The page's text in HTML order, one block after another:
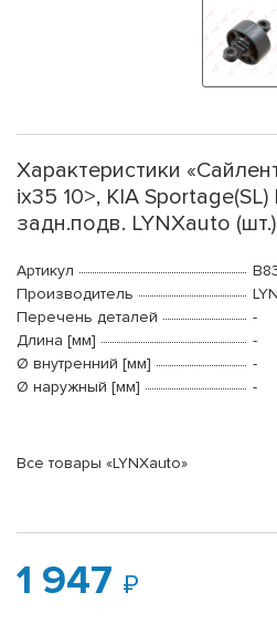
Характеристики
ix35 10>, KIA
задн.подв. LYNXauto
Артикул
Производитель
Перечень деталей
-
Длина [мм]
-
Ø внутренний [мм]
-
Ø наружный [мм]
-
Все товары «LYNXauto»
1 947